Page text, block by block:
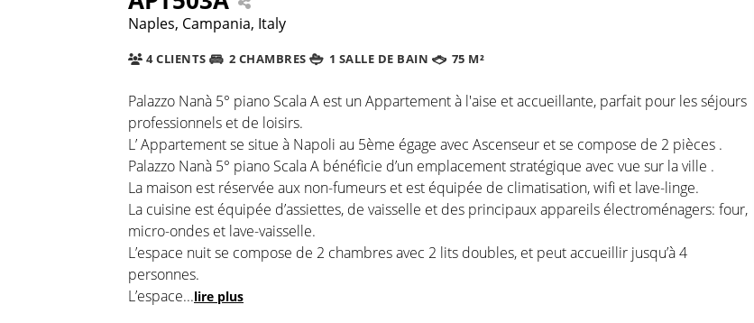
Naples, Campania, Italy
4 CLIENTS 2 CHAMBRES 1 SALLE DE BAIN 75 M²
Palazzo Nanà 5° piano Scala A est un Appartement à l'aise et accueillante, parfait pour les séjours
professionnels et de loisirs.
L’ Appartement se situe à Napoli au 5ème égage avec Ascenseur et se compose de 2 pièces .
Palazzo Nanà 5° piano Scala A bénéficie d’un emplacement stratégique avec vue sur la ville .
La maison est réservée aux non-fumeurs et est équipée de climatisation, wifi et lave-linge.
La cuisine est équipée d’assiettes, de vaisselle et des principaux appareils électroménagers: four,
micro-ondes et lave-vaisselle.
L’espace nuit se compose de 2 chambres avec 2 lits doubles, et peut accueillir jusqu’à 4
personnes.
L’espace...lire plus